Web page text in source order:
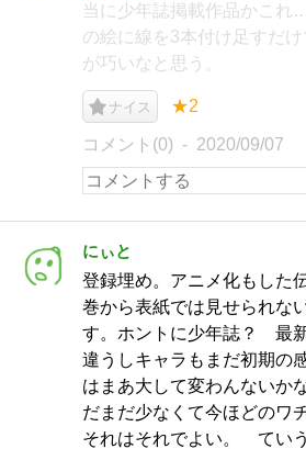
当に少年誌掲載作品かこ
の絵に線を3本付け足すだ
が巧いなと思う。
ナイス ★2
コメント(0) 2020/09/07
にぃと
登録埋め。アニメ化もした
巻から表紙では見せられな
す。ホントに少年誌？ 最
違うしキャラもまだ初期の
はまあ大して変わんないか
だまだ少なくて今ほどのワ
それはそれでよい。 てい